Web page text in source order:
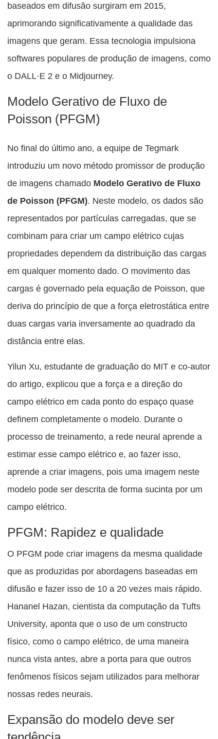
baseados em difusão surgiram em 2015,
aprimorando significativamente a qualidade das
imagens que geram. Essa tecnologia impulsiona
softwares populares de produção de imagens, como
o DALL·E 2 e o Midjourney.
Modelo Gerativo de Fluxo de
Poisson (PFGM)
No final do último ano, a equipe de Tegmark
introduziu um novo método promissor de produção
de imagens chamado Modelo Gerativo de Fluxo
de Poisson (PFGM). Neste modelo, os dados são
representados por partículas carregadas, que se
combinam para criar um campo elétrico cujas
propriedades dependem da distribuição das cargas
em qualquer momento dado. O movimento das
cargas é governado pela equação de Poisson, que
deriva do princípio de que a força eletrostática entre
duas cargas varia inversamente ao quadrado da
distância entre elas.
Yilun Xu, estudante de graduação do MIT e co-autor
do artigo, explicou que a força e a direção do
campo elétrico em cada ponto do espaço quase
definem completamente o modelo. Durante o
processo de treinamento, a rede neural aprende a
estimar esse campo elétrico e, ao fazer isso,
aprende a criar imagens, pois uma imagem neste
modelo pode ser descrita de forma sucinta por um
campo elétrico.
PFGM: Rapidez e qualidade
O PFGM pode criar imagens da mesma qualidade
que as produzidas por abordagens baseadas em
difusão e fazer isso de 10 a 20 vezes mais rápido.
Hananel Hazan, cientista da computação da Tufts
University, aponta que o uso de um constructo
físico, como o campo elétrico, de uma maneira
nunca vista antes, abre a porta para que outros
fenômenos físicos sejam utilizados para melhorar
nossas redes neurais.
Expansão do modelo deve ser